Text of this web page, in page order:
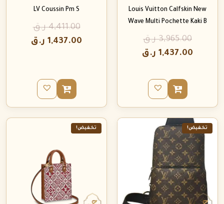
Louis Vuitton Calfskin New
Wave Multi Pochette Kaki B
3,965.00 ر.ق
1,437.00 ر.ق
LV Coussin Pm S
4,411.00 ر.ق
1,437.00 ر.ق
تخفيض! تخفيض!